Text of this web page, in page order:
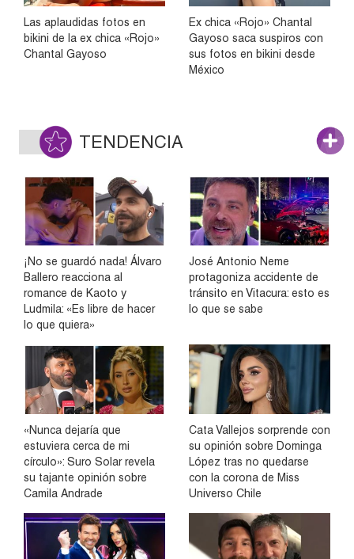
Las aplaudidas fotos en
bikini de la ex chica «Rojo»
Chantal Gayoso
Ex chica «Rojo» Chantal
Gayoso saca suspiros con
sus fotos en bikini desde
México
TENDENCIA
¡No se guardó nada! Álvaro
Ballero reacciona al
romance de Kaoto y
Ludmila: «Es libre de hacer
lo que quiera»
José Antonio Neme
protagoniza accidente de
tránsito en Vitacura: esto es
lo que se sabe
«Nunca dejaría que
estuviera cerca de mi
círculo»: Suro Solar revela
su tajante opinión sobre
Camila Andrade
Cata Vallejos sorprende con
su opinión sobre Dominga
López tras no quedarse
con la corona de Miss
Universo Chile